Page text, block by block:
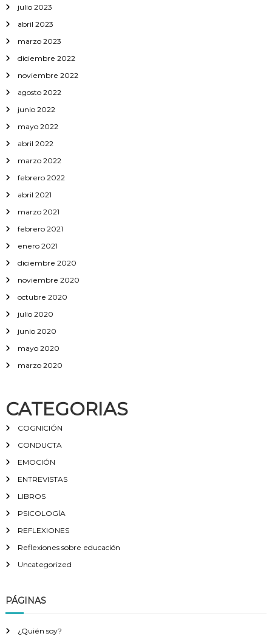
julio 2023
abril 2023
marzo 2023
diciembre 2022
noviembre 2022
agosto 2022
junio 2022
mayo 2022
abril 2022
marzo 2022
febrero 2022
abril 2021
marzo 2021
febrero 2021
enero 2021
diciembre 2020
noviembre 2020
octubre 2020
julio 2020
junio 2020
mayo 2020
marzo 2020
CATEGORIAS
COGNICIÓN
CONDUCTA
EMOCIÓN
ENTREVISTAS
LIBROS
PSICOLOGÍA
REFLEXIONES
Reflexiones sobre educación
Uncategorized
PÁGINAS
¿Quién soy?